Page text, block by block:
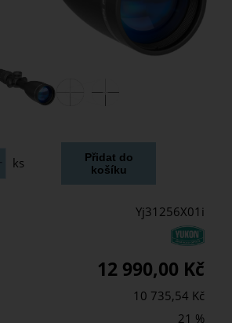
ks
Yj31256X01i
12 990,00 Kč
10 735,54 Kč
21 %